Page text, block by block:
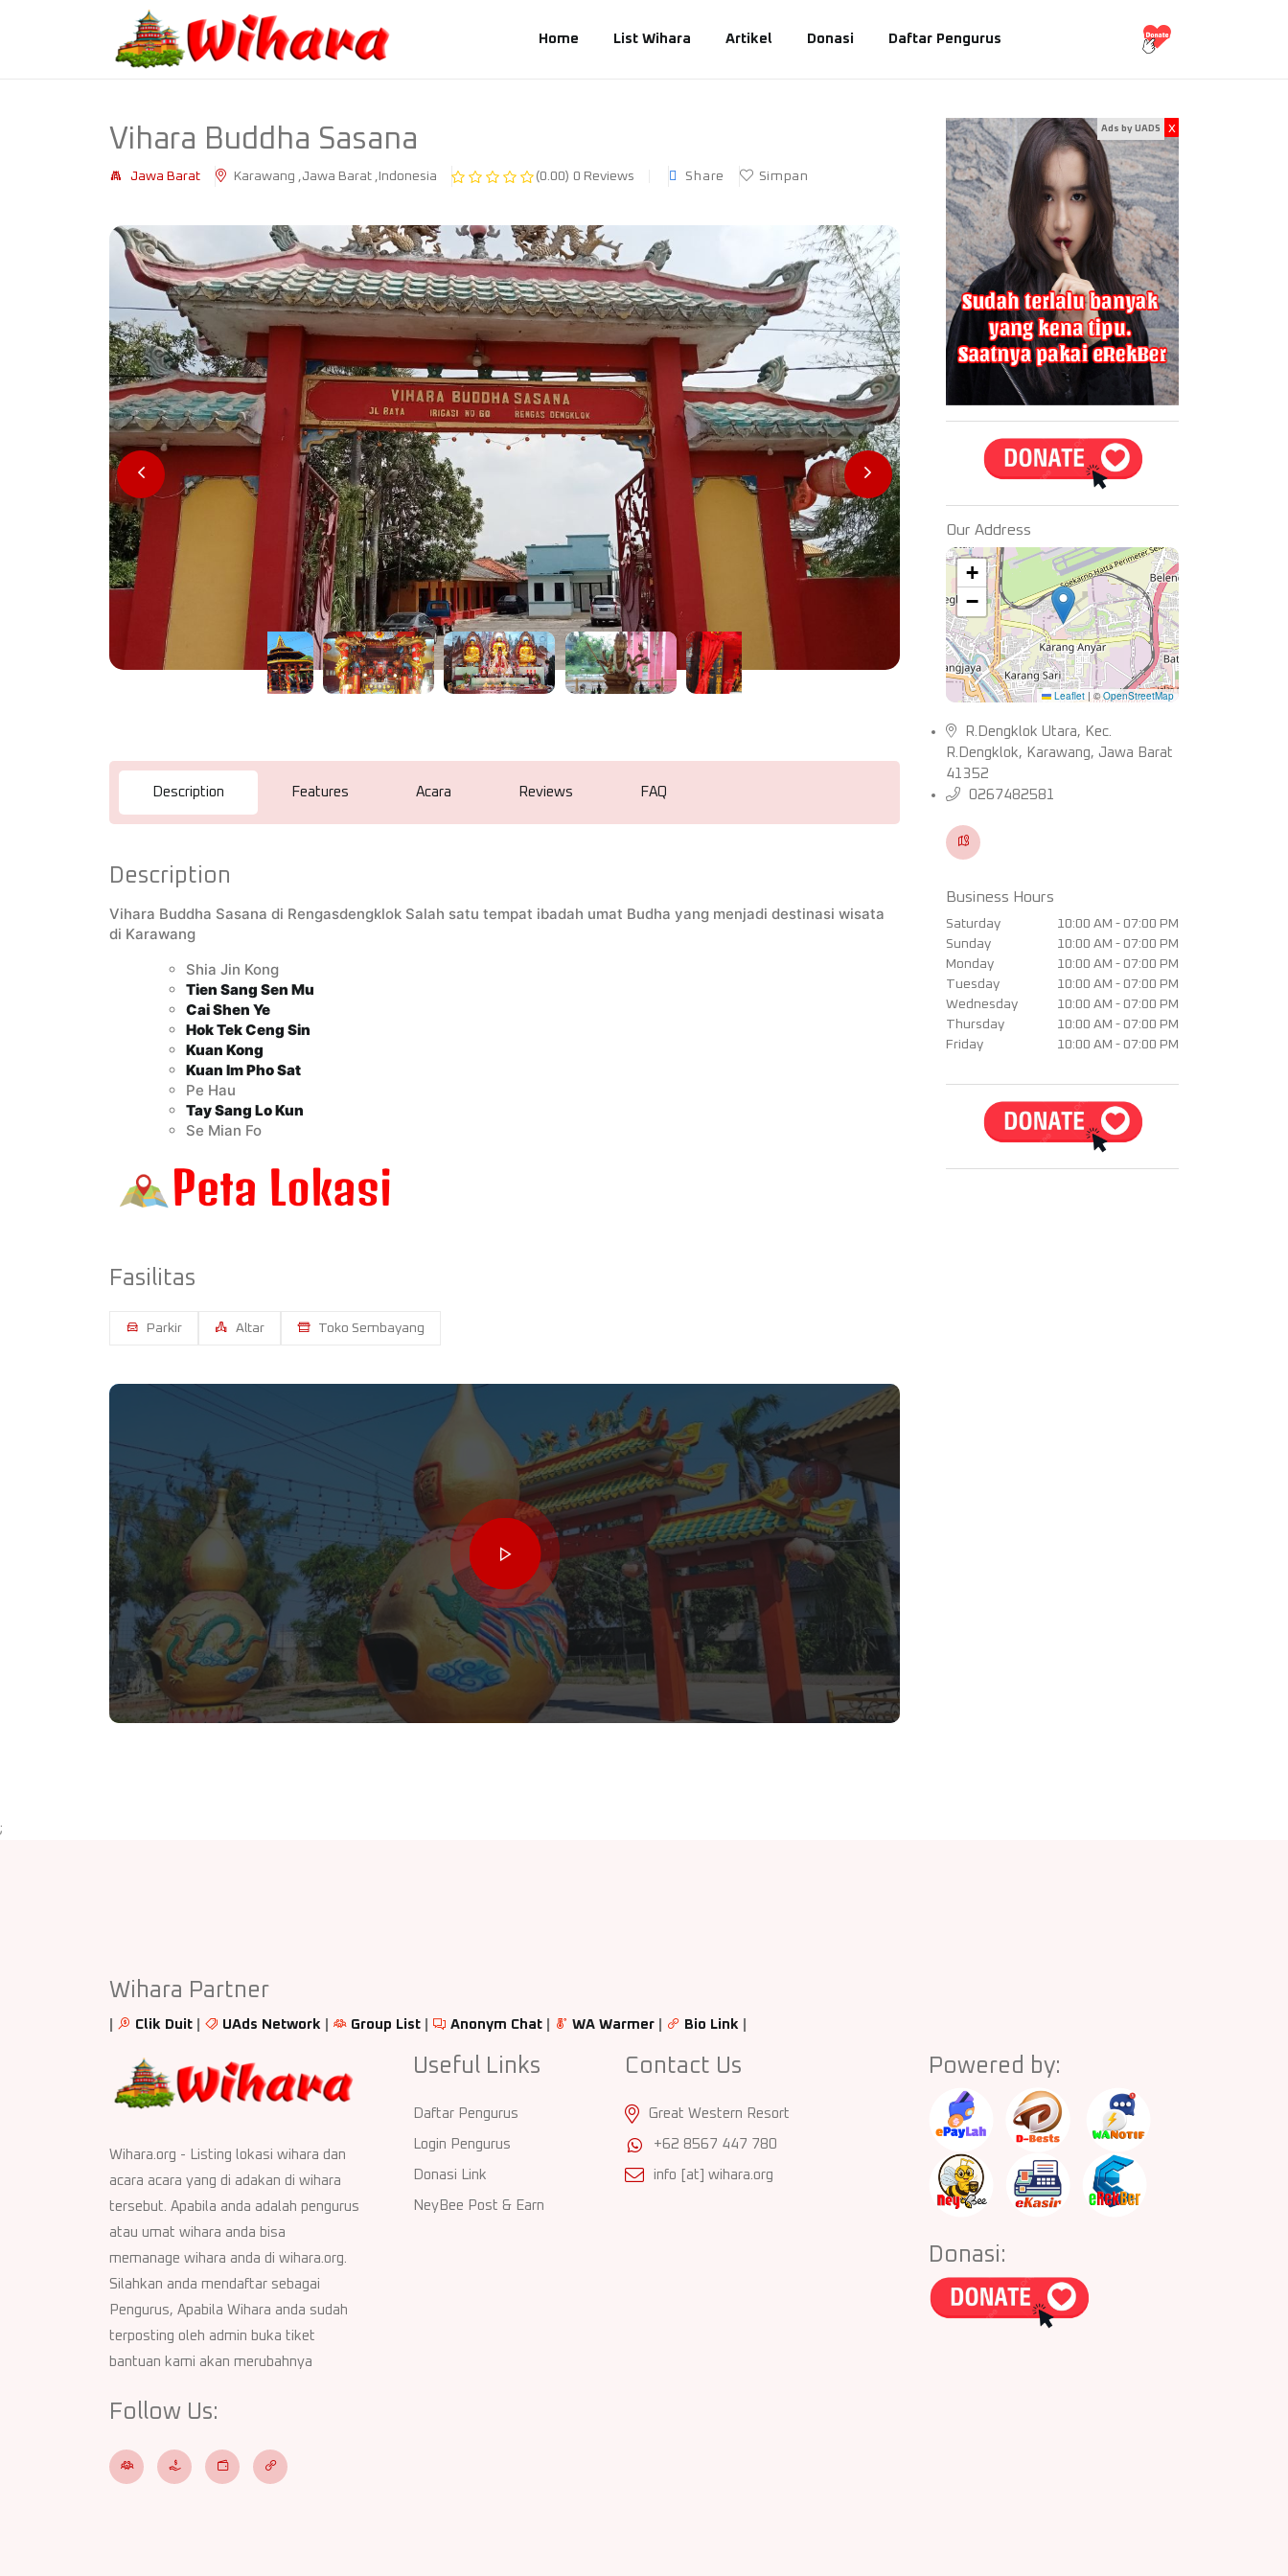
Home List Wihara Artikel Donasi Daftar Pengurus
Vihara Buddha Sasana
Jawa Barat Karawang ,Jawa Barat ,Indonesia (0.00) 0 Reviews Share Simpan
Description Features Acara Reviews FAQ
Description
Vihara Buddha Sasana di Rengasdengklok Salah satu tempat ibadah umat Budha yang menjadi destinasi wisata
di Karawang
Shia Jin Kong
Tien Sang Sen Mu
Cai Shen Ye
Hok Tek Ceng Sin
Kuan Kong
Kuan Im Pho Sat
Pe Hau
Tay Sang Lo Kun
Se Mian Fo
Fasilitas
Parkir Altar Toko Sembayang
Ads by UADS x
Our Address
+
−
Leaflet |©OpenStreetMap
R.Dengklok Utara, Kec.
R.Dengklok, Karawang, Jawa Barat
41352
0267482581
Business Hours
Saturday
10:00 AM - 07:00 PM
Sunday
10:00 AM - 07:00 PM
Monday
10:00 AM - 07:00 PM
Tuesday
10:00 AM - 07:00 PM
Wednesday
10:00 AM - 07:00 PM
Thursday
10:00 AM - 07:00 PM
Friday
10:00 AM - 07:00 PM
;
Wihara Partner
Clik Duit UAds Network Group List Anonym Chat WA Warmer Bio Link
Wihara.org - Listing lokasi wihara dan
acara acara yang di adakan di wihara
tersebut. Apabila anda adalah pengurus
atau umat wihara anda bisa
memanage wihara anda di wihara.org.
Silahkan anda mendaftar sebagai
Pengurus, Apabila Wihara anda sudah
terposting oleh admin buka tiket
bantuan kami akan merubahnya
Follow Us:
Useful Links
Daftar Pengurus
Login Pengurus
Donasi Link
NeyBee Post & Earn
Contact Us
Great Western Resort
+62 8567 447 780
info [at] wihara.org
Powered by:
Donasi: